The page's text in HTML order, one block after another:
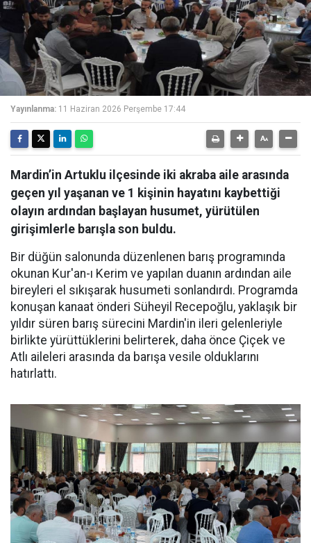
Yayınlanma: 11 Haziran 2026 Perşembe 17:44
Mardin’in Artuklu ilçesinde iki akraba aile arasında
geçen yıl yaşanan ve 1 kişinin hayatını kaybettiği
olayın ardından başlayan husumet, yürütülen
girişimlerle barışla son buldu.
Bir düğün salonunda düzenlenen barış programında
okunan Kur'an-ı Kerim ve yapılan duanın ardından aile
bireyleri el sıkışarak husumeti sonlandırdı. Programda
konuşan kanaat önderi Süheyil Recepoğlu, yaklaşık bir
yıldır süren barış sürecini Mardin'in ileri gelenleriyle
birlikte yürüttüklerini belirterek, daha önce Çiçek ve
Atlı aileleri arasında da barışa vesile olduklarını
hatırlattı.